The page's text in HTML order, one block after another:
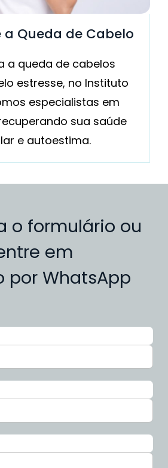
a Queda de Cabelo
a queda de cabelos
estresse, no Instituto
especialistas em
sua saúde
e autoestima.
o formulário ou
em
por WhatsApp